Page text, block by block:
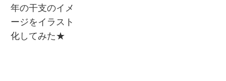
年の干支のイメ
ージをイラスト
化してみた★